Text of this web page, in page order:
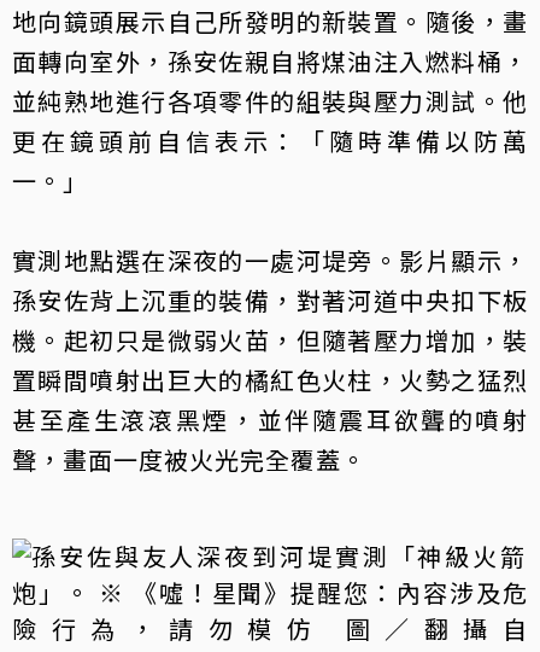
地向鏡頭展示自己所發明的新裝置。隨後，畫
面轉向室外，孫安佐親自將煤油注入燃料桶，
並純熟地進行各項零件的組裝與壓力測試。他
更在鏡頭前自信表示：「隨時準備以防萬
一。」
實測地點選在深夜的一處河堤旁。影片顯示，
孫安佐背上沉重的裝備，對著河道中央扣下板
機。起初只是微弱火苗，但隨著壓力增加，裝
置瞬間噴射出巨大的橘紅色火柱，火勢之猛烈
甚至產生滾滾黑煙，並伴隨震耳欲聾的噴射
聲，畫面一度被火光完全覆蓋。